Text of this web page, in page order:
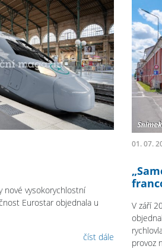
nové vysokorychlostní
Eurostar objednala u
číst dále
01. 07.
V září
provoz